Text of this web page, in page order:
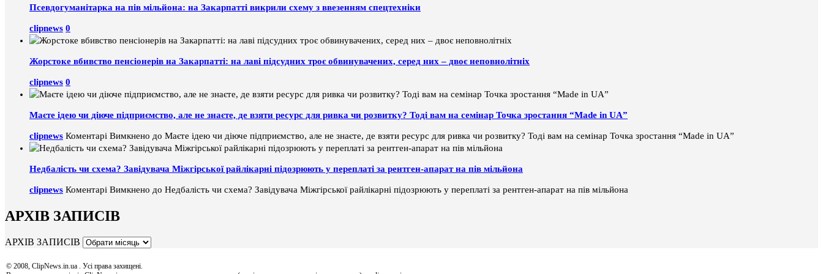
Псевдогуманітарка на пів мільйона: на Закарпатті викрили схему з ввезенням спецтехніки
clipnews 0
Жорстоке вбивство пенсіонерів на Закарпатті: на лаві підсудних троє обвинувачених, серед них – двоє неповнолітніх
clipnews 0
Маєте ідею чи діюче підприємство, але не знаєте, де взяти ресурс для ривка чи розвитку? Тоді вам на семінар Точка зростання “Made in UA”
clipnews Коментарі Вимкнено до Маєте ідею чи діюче підприємство, але не знаєте, де взяти ресурс для ривка чи розвитку? Тоді вам на семінар Точка зростання “Made in UA”
Недбалість чи схема? Завідувача Міжгірської райлікарні підозрюють у переплаті за рентген-апарат на пів мільйона
clipnews Коментарі Вимкнено до Недбалість чи схема? Завідувача Міжгірської райлікарні підозрюють у переплаті за рентген-апарат на пів мільйона
АРХІВ ЗАПИСІВ
АРХІВ ЗАПИСІВ
© 2008, ClipNews.in.ua . Усі права захищені.